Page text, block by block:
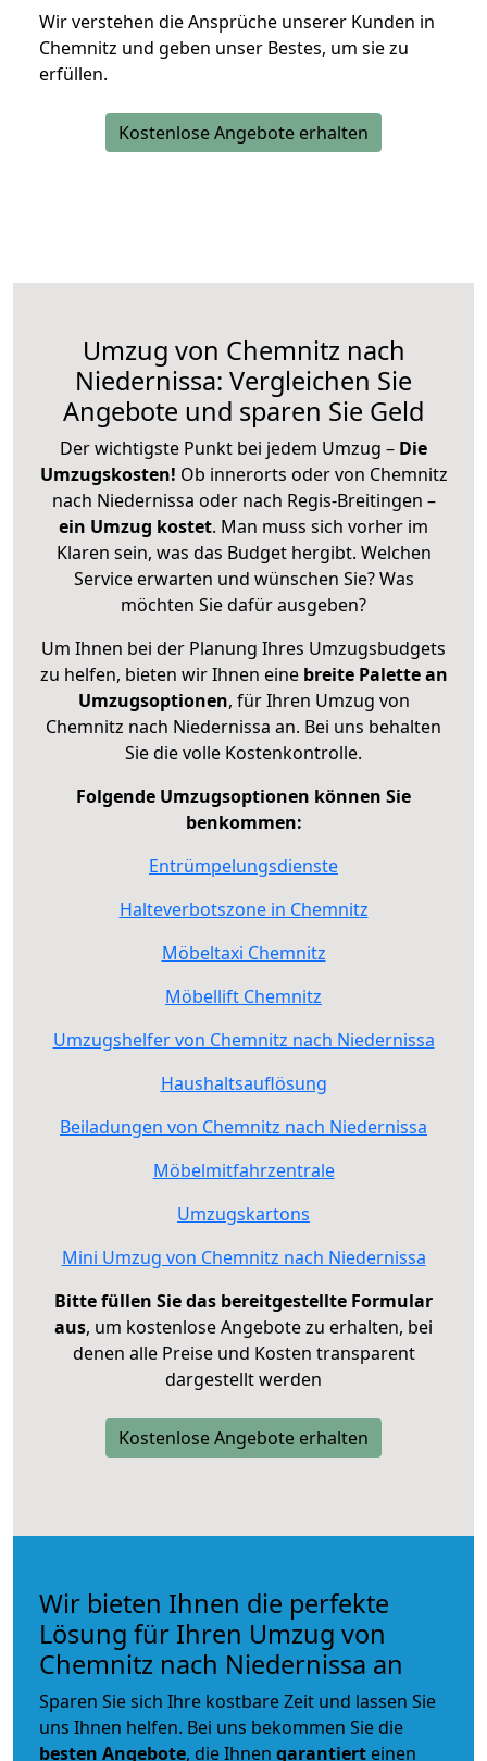
Wir verstehen die Ansprüche unserer Kunden in
Chemnitz und geben unser Bestes, um sie zu
erfüllen.
Kostenlose Angebote erhalten
Umzug von Chemnitz nach
Niedernissa: Vergleichen Sie
Angebote und sparen Sie Geld
Der wichtigste Punkt bei jedem Umzug – Die
Umzugskosten! Ob innerorts oder von Chemnitz
nach Niedernissa oder nach Regis-Breitingen –
ein Umzug kostet. Man muss sich vorher im
Klaren sein, was das Budget hergibt. Welchen
Service erwarten und wünschen Sie? Was
möchten Sie dafür ausgeben?
Um Ihnen bei der Planung Ihres Umzugsbudgets
zu helfen, bieten wir Ihnen eine breite Palette an
Umzugsoptionen, für Ihren Umzug von
Chemnitz nach Niedernissa an. Bei uns behalten
Sie die volle Kostenkontrolle.
Folgende Umzugsoptionen können Sie
benkommen:
Entrümpelungsdienste
Halteverbotszone in Chemnitz
Möbeltaxi Chemnitz
Möbellift Chemnitz
Umzugshelfer von Chemnitz nach Niedernissa
Haushaltsauflösung
Beiladungen von Chemnitz nach Niedernissa
Möbelmitfahrzentrale
Umzugskartons
Mini Umzug von Chemnitz nach Niedernissa
Bitte füllen Sie das bereitgestellte Formular
aus, um kostenlose Angebote zu erhalten, bei
denen alle Preise und Kosten transparent
dargestellt werden
Kostenlose Angebote erhalten
Wir bieten Ihnen die perfekte
Lösung für Ihren Umzug von
Chemnitz nach Niedernissa an
Sparen Sie sich Ihre kostbare Zeit und lassen Sie
uns Ihnen helfen. Bei uns bekommen Sie die
besten Angebote, die Ihnen garantiert einen